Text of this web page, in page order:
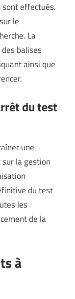
sont effectués.
le
La
balises
ainsi que
du test
une
la gestion
du test
les
de la
à